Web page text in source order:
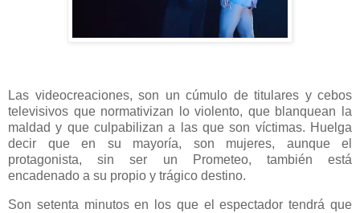
Las videocreaciones, son un cúmulo de titulares y cebos
televisivos que normativizan lo violento, que blanquean la
maldad y que culpabilizan a las que son víctimas. Huelga
decir que en su mayoría, son mujeres, aunque el
protagonista, sin ser un Prometeo, también está
encadenado a su propio y trágico destino.
Son setenta minutos en los que el espectador tendrá que